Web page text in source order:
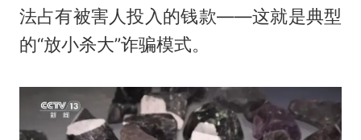
法占有被害人投入的钱款——这就是典型
的“放小杀大”诈骗模式。